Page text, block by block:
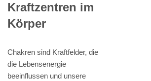
Kraftzentren im
Körper
Chakren sind Kraftfelder, die
die Lebensenergie
beeinflussen und unsere